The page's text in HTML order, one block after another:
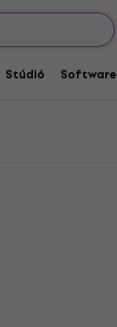
Stúdió Software